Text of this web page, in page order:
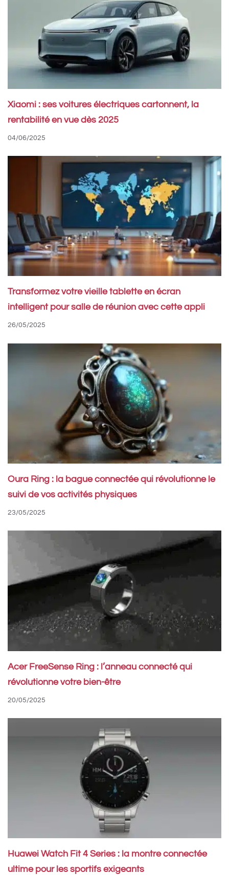
Xiaomi : ses voitures électriques cartonnent, la
rentabilité en vue dès 2025
04/06/2025
Transformez votre vieille tablette en écran
intelligent pour salle de réunion avec cette appli
26/05/2025
Oura Ring : la bague connectée qui révolutionne le
suivi de vos activités physiques
23/05/2025
Acer FreeSense Ring : l’anneau connecté qui
révolutionne votre bien-être
20/05/2025
Huawei Watch Fit 4 Series : la montre connectée
ultime pour les sportifs exigeants